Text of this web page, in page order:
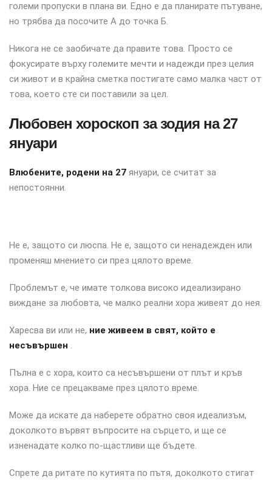
големи пропуски в плана ви. Едно е да планирате пътуване,
но трябва да посочите А до точка Б.
Никога не се заобичате да правите това. Просто се
фокусирате върху големите мечти и надежди през целия
си живот и в крайна сметка постигате само малка част от
това, което сте си поставили за цел.
Любовен хороскоп за зодия на 27
януари
Влюбените, родени на 27 януари, се считат за
непостоянни.
Не е, защото си люспа. Не е, защото си ненадежден или
променяш мнението си през цялото време.
Проблемът е, че имате толкова високо идеализирано
виждане за любовта, че малко реални хора живеят до нея.
Харесва ви или не, ние живеем в свят, който е
несъвършен .
Пълна е с хора, които са несъвършени от плът и кръв
хора. Ние се прецакваме през цялото време.
Може да искате да наберете обратно своя идеализъм,
доколкото вървят въпросите на сърцето, и ще се
изненадате колко по-щастливи ще бъдете.
Спрете да ритате по кутията по пътя, доколкото стигат